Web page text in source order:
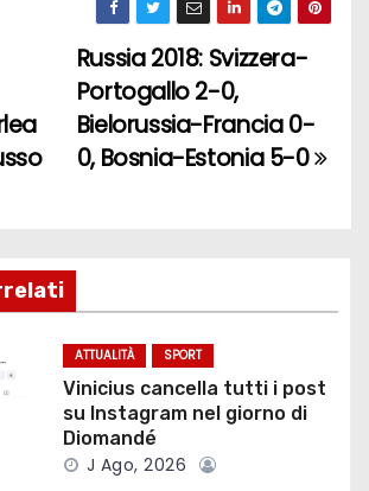
Russia 2018: Svizzera-
Portogallo 2-0,
Bielorussia-Francia 0-
0, Bosnia-Estonia 5-0
ATTUALITÀ SPORT
Vinicius cancella tutti i post
su Instagram nel giorno di
Diomandé
J Ago, 2026